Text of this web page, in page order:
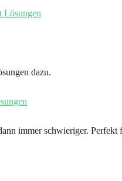
dazu.
immer schwieriger. Perfekt